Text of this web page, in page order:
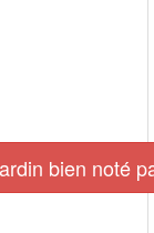
bien noté